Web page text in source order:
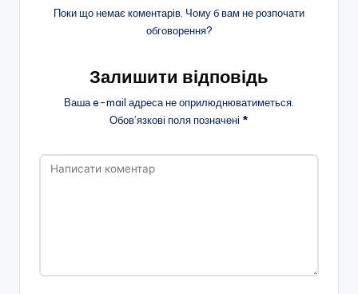
Поки що немає коментарів. Чому б вам не розпочати
обговорення?
Залишити відповідь
Ваша e-mail адреса не оприлюднюватиметься.
Обов’язкові поля позначені *